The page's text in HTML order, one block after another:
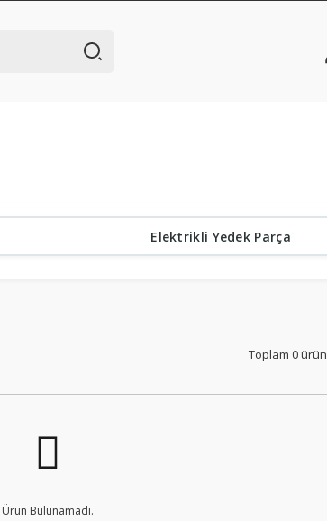
Elektrikli Yedek Parça
Toplam 0 ürün
Ürün Bulunamadı.